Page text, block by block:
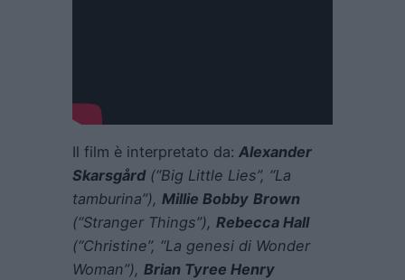
Il film è interpretato da: Alexander
Skarsgård (“Big Little Lies”, “La
tamburina”), Millie Bobby Brown
(“Stranger Things”), Rebecca Hall
(“Christine”, “La genesi di Wonder
Woman”), Brian Tyree Henry